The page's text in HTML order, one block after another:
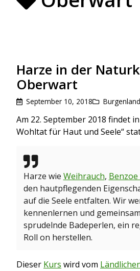
Harze in der
Oberwart
September 10, 2018 Burgenland
Am 22. September 2018 findet
Wohltat für Haut und Seele“
Harze wie Weihrauch, Benzoe
den hautpflegenden
auf die Seele entfalten. Wir
kennenlernen und
sprudelnde Badeperlen, ein
Roll on herstellen.
Dieser Kurs wird vom